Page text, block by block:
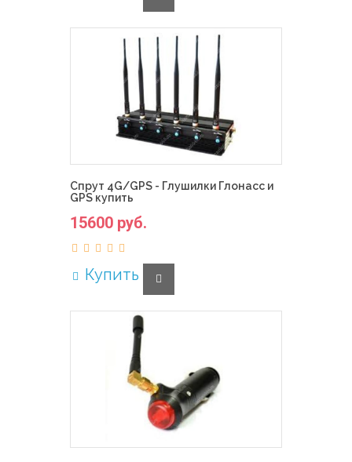
Спрут 4G/GPS - Глушилки Глонасс и
GPS купить
15600 руб.
Купить